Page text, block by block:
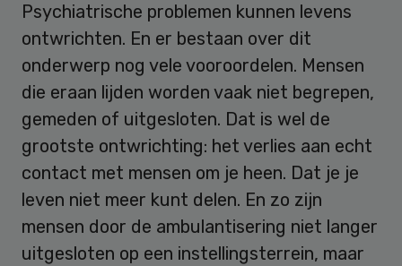
Psychiatrische problemen kunnen levens
ontwrichten. En er bestaan over dit
onderwerp nog vele vooroordelen. Mensen
die eraan lijden worden vaak niet begrepen,
gemeden of uitgesloten. Dat is wel de
grootste ontwrichting: het verlies aan echt
contact met mensen om je heen. Dat je je
leven niet meer kunt delen. En zo zijn
mensen door de ambulantisering niet langer
uitgesloten op een instellingsterrein, maar